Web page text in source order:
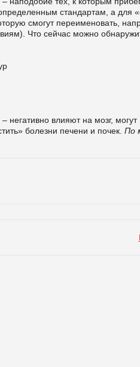
стандартам, а для
смогут переименовать,
Что сейчас можно
влияют на мозг, могут
болезни печени и почек. По